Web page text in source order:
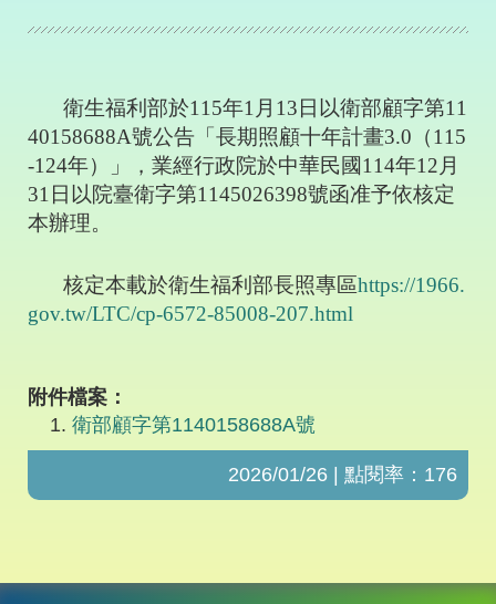
衛生福利部於115年1 月 13 日以衛部顧字第11
40158688A號公告「長期照顧十年計畫3.0 （115
-124年）」，業經行政院於中華民國114年12 月
31 日以院臺衛字第1145026398號函准予依核定
本辦理。
核定本載於衛生福利部長照專區https://1966.
gov.tw/LTC/cp-6572-85008-207.html
附件檔案：
衛部顧字第1140158688A號
2026/01/26 | 點閱率：176